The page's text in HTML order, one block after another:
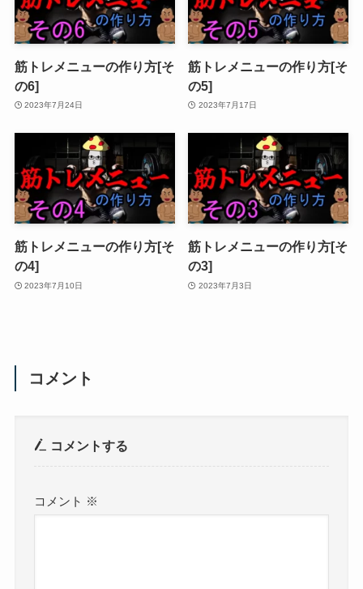
筋トレメニューの作り方[そ
の6]
2023年7月24日
筋トレメニューの作り方[そ
の5]
2023年7月17日
筋トレメニューの作り方[そ
の4]
2023年7月10日
筋トレメニューの作り方[そ
の3]
2023年7月3日
コメント
コメントする
コメント ※